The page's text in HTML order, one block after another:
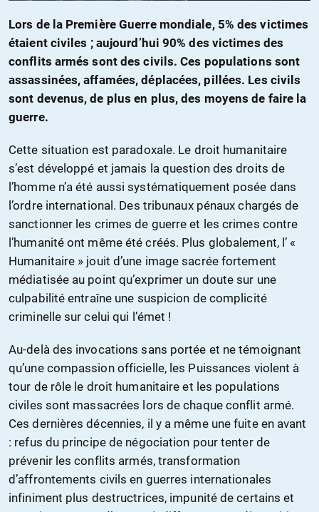
Lors de la Première Guerre mondiale, 5% des victimes
étaient civiles ; aujourd’hui 90% des victimes des
conflits armés sont des civils. Ces populations sont
assassinées, affamées, déplacées, pillées. Les civils
sont devenus, de plus en plus, des moyens de faire la
guerre.
Cette situation est paradoxale. Le droit humanitaire
s’est développé et jamais la question des droits de
l’homme n’a été aussi systématiquement posée dans
l’ordre international. Des tribunaux pénaux chargés de
sanctionner les crimes de guerre et les crimes contre
l’humanité ont même été créés. Plus globalement, l’ «
Humanitaire » jouit d’une image sacrée fortement
médiatisée au point qu’exprimer un doute sur une
culpabilité entraîne une suspicion de complicité
criminelle sur celui qui l’émet !
Au-delà des invocations sans portée et ne témoignant
qu’une compassion officielle, les Puissances violent à
tour de rôle le droit humanitaire et les populations
civiles sont massacrées lors de chaque conflit armé.
Ces dernières décennies, il y a même une fuite en avant
: refus du principe de négociation pour tenter de
prévenir les conflits armés, transformation
d’affrontements civils en guerres internationales
infiniment plus destructrices, impunité de certains et